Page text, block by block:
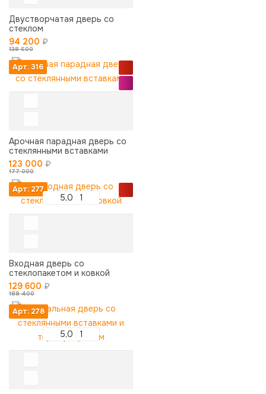
Двустворчатая дверь со
стеклом
94 200 ₽
138 600
Арт: 316
Арочная парадная дверь со
стеклянными вставками
123 000 ₽
177 000
Арт: 277
5,0 1
Входная дверь со
стеклопакетом и ковкой
129 600 ₽
188 400
Арт: 278
5,0 1